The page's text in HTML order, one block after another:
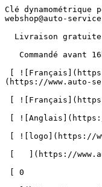
Clé dynamométrique pour roues et accessoires automobiles | Auto-Service.be      = 170" class="bg-neutral-50 text-gray-800 antialiased" id="pg-448" &gt;   [    webshop@auto-service.be ](mailto:webshop@auto-service.be) [   +32 55 31 48 05 ](tel:+3255314805) 

  Livraison gratuite à partir de € 50 (BE) 

   Commandé avant 16h, livré demain (BE) 

 [ ![Français](https://www.auto-service.be/assets/img/locales/fr.svg) fr  ](#) [ ![Néerlandais](https://www.auto-service.be/assets/img/locales/nl.svg) Néerlandais ](https://www.auto-service.be/nl/gereedschap/speciaal-voor-automobiel/momentsleutels) 

 [ ![Français](https://www.auto-service.be/assets/img/locales/fr.svg) Français ](https://www.auto-service.be/fr/outils/special-pour-lautomobile/cles-dynamometriques) 

 [ ![Anglais](https://www.auto-service.be/assets/img/locales/en.svg) Anglais ](https://www.auto-service.be/en/tools/special-for-automotive/torque-wrenches) 

 [ ![logo](https://www.auto-service.be/assets/img/logo.svg) ](https://www.auto-service.be/fr) 

 [   ](https://www.auto-service.be/fr/login) 

 [ 0 

   ](https://www.auto-service.be/fr/webshop/cart)

 [ ![logo](https://www.auto-service.be/assets/img/logo.svg) ](https://www.auto-service.be/fr) [   ](https://www.auto-service.be/fr/login)